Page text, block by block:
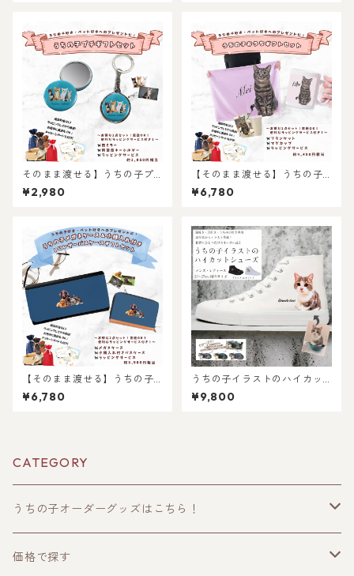
き・猫好きへのプレゼント
に！ブランケットとタオルハ
ンカチ！ラッピングあり！父
の日・母の日のギフトギフト
に！
そのまま渡せる】うちの子プ
チギフトセット｜缶ミラーと
両面キーホルダーのお手軽プ
なイラスト作成・ラッピング
無料・ペット好き・犬好き・
猫好きへのプレゼントに！！
ラッピングあり！父の日・母
の日のギフトギフトに！
¥2,980
【そのまま渡せる】うちの子
おうちギフトセット｜写真か
らリアルなイラスト作成・ラ
トに！マグカップとブランケ
ット！父の日・母の日のプレ
ゼントに！
¥6,780
【そのまま渡せる】うちの子
メガネケース＆小銭入れ付き
カードケースギフトセット｜
¥6,780
うちの子イラストのハイカッ
トスニーカーシューズ！猫好
き！犬好き！うちの子好き専
¥9,800
CATEGORY
うちの子オーダーグッズはこちら！
うちの子トップス
価格で探す